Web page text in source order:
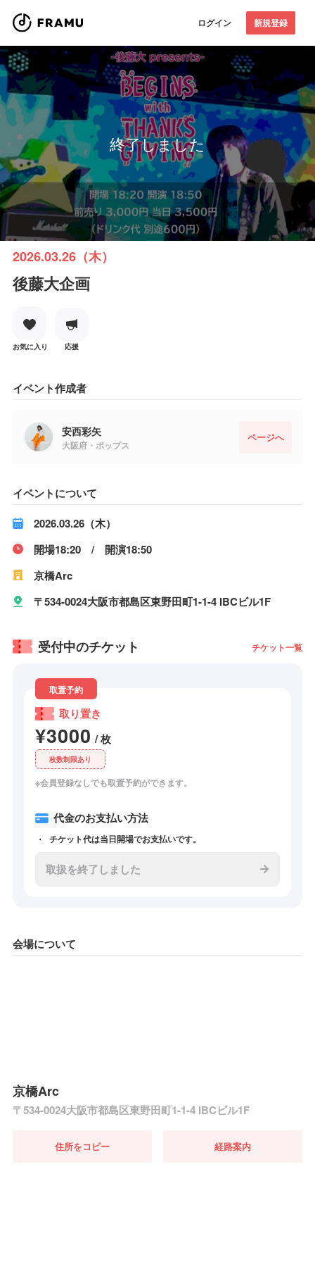
ログイン 新規登録
終了しました
2026.03.26（木）
後藤大企画
お気に入り 応援
イベント作成者
安西彩矢
大阪府・ポップス
ページへ
イベントについて
2026.03.26（木）
開場18:20 / 開演18:50
京橋Arc
〒534-0024大阪市都島区東野田町1-1-4 IBCビル1F
受付中のチケット チケット一覧
取置予約
取り置き
¥3000 / 枚
枚数制限あり
※会員登録なしでも取置予約ができます。
代金のお支払い方法
チケット代は当日開場でお支払いです。
取扱を終了しました
会場について
京橋Arc
〒534-0024大阪市都島区東野田町1-1-4 IBCビル1F
住所をコピー 経路案内